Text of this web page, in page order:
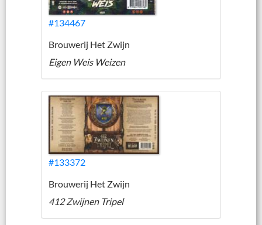
#134467
Brouwerij Het Zwijn
Eigen Weis Weizen
#133372
Brouwerij Het Zwijn
412 Zwijnen Tripel